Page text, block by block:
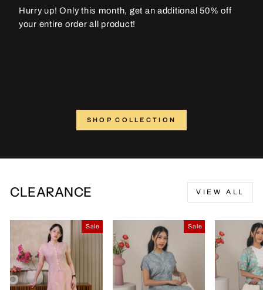
Hurry up! Only this month, get an additional 50% off
your entire order all product!
SHOP COLLECTION
CLEARANCE VIEW ALL
Sale Sale